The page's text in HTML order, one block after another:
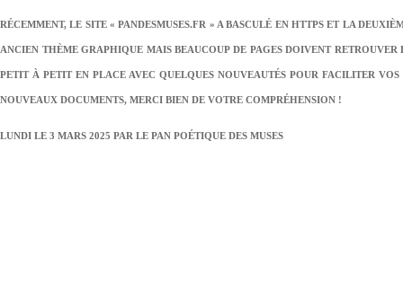
RÉCEMMENT, LE SITE « PANDESMUSES.FR » A BASCULÉ EN HTTPS ET LA
ANCIEN THÈME GRAPHIQUE MAIS BEAUCOUP DE PAGES DOIVENT
PETIT À PETIT EN PLACE AVEC QUELQUES NOUVEAUTÉS POUR FACILITER
NOUVEAUX DOCUMENTS, MERCI BIEN DE VOTRE COMPRÉHENSION !
LUNDI LE 3 MARS 2025 PAR LE PAN POÉTIQUE DES MUSES